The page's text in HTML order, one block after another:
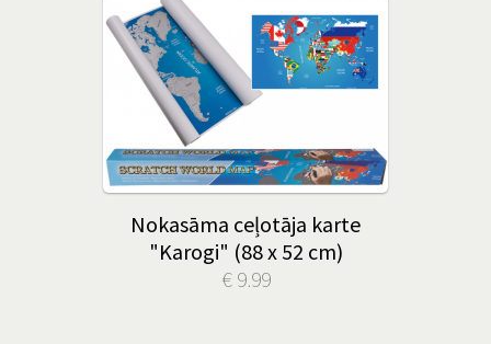
Nokasāma ceļotāja karte
"Karogi" (88 x 52 cm)
€ 9.99